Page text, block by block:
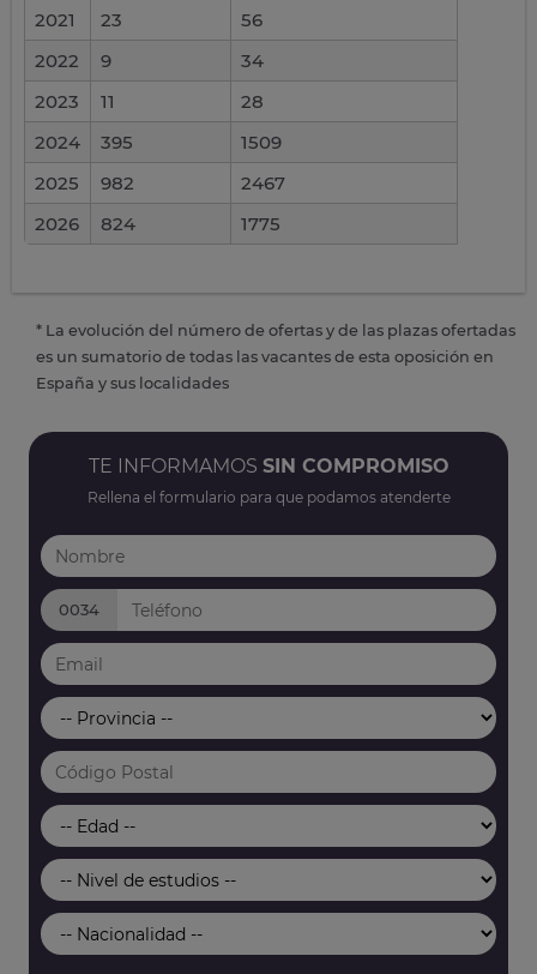
2021
23
56
2022
9
34
2023
11
28
2024
395
1509
2025
982
2467
2026
824 1775
* La evolución del número de ofertas y de las plazas ofertadas
es un sumatorio de todas las vacantes de esta oposición en
España y sus localidades
TE INFORMAMOS SIN COMPROMISO
Rellena el formulario para que podamos atenderte
0034